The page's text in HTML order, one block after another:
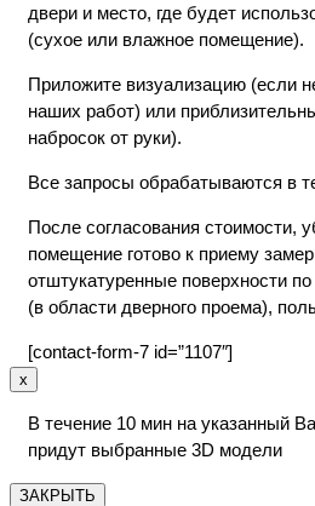
двери и место, где будет
(сухое или влажное помещение).
Приложите визуализацию (если
наших работ) или
набросок от руки).
Все запросы обрабатываются в
После согласования стоимости,
помещение готово к приему
отштукатуренные поверхности
(в области дверного проема),
[contact-form-7 id=”1107″]
x
В течение 10 мин на указанный
придут выбранные 3D модели
ЗАКРЫТЬ